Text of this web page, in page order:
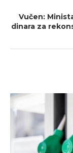
Vučen:
dinara za